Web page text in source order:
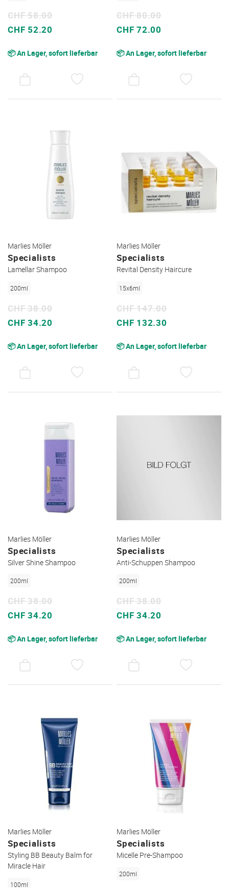
Sonderpreis
CHF 52.20
CHF 58.00
📦 An Lager, sofort lieferbar
Sonderpreis
CHF 72.00
CHF 80.00
📦 An Lager, sofort lieferbar
Marlies Möller
Specialists
Lamellar Shampoo
200ml
Sonderpreis
CHF 34.20
CHF 38.00
📦 An Lager, sofort lieferbar
Marlies Möller
Specialists
Revital Density Haircure
15x6ml
Sonderpreis
CHF 132.30
CHF 147.00
📦 An Lager, sofort lieferbar
Marlies Möller
Specialists
Silver Shine Shampoo
200ml
Sonderpreis
CHF 34.20
CHF 38.00
📦 An Lager, sofort lieferbar
Marlies Möller
Specialists
Anti-Schuppen Shampoo
200ml
Sonderpreis
CHF 34.20
CHF 38.00
📦 An Lager, sofort lieferbar
Marlies Möller
Specialists
Styling BB Beauty Balm for
Miracle Hair
100ml
Marlies Möller
Specialists
Micelle Pre-Shampoo
200ml